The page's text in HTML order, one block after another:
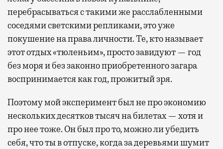
перебрасываться с такими же расслабленными
соседями светскими репликами, это уже
покушение на права личности. Те, кто называет
этот отдых «тюленьим», просто завидуют — год
без моря и без законно приобретенного загара
воспринимается как год, прожитый зря.
Поэтому мой эксперимент был не про экономию
нескольких десятков тысяч на билетах — хотя и
про нее тоже. Он был про то, можно ли убедить
себя, что ты в отпуске, когда за деревьями шумит